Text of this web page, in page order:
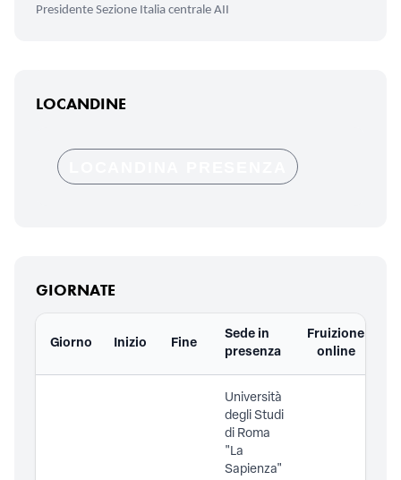
Presidente Sezione Italia centrale AII
LOCANDINE
GIORNATE
Giorno Inizio Fine
Sede in
presenza
Fruizione
online
Università
degli Studi
di Roma
"La
Sapienza"